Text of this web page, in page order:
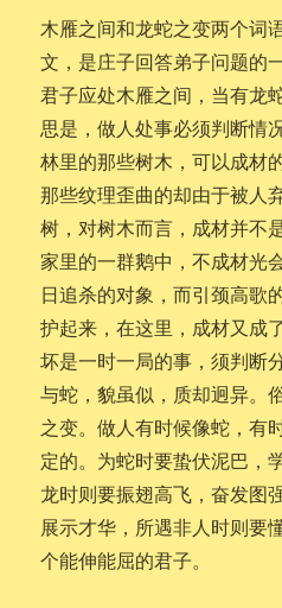
木雁之间和龙蛇之变两个词
文，是庄子回答弟子问题的
君子应处木雁之间，当有龙
思是，做人处事必须判断情
林里的那些树木，可以成材
那些纹理歪曲的却由于被人
树，对树木而言，成材并不
家里的一群鹅中，不成材光
日追杀的对象，而引颈高歌
护起来，在这里，成材又成
坏是一时一局的事，须判断
与蛇，貌虽似，质却迥异。
之变。做人有时候像蛇，有
定的。为蛇时要蛰伏泥巴，
龙时则要振翅高飞，奋发图
展示才华，所遇非人时则要
个能伸能屈的君子。